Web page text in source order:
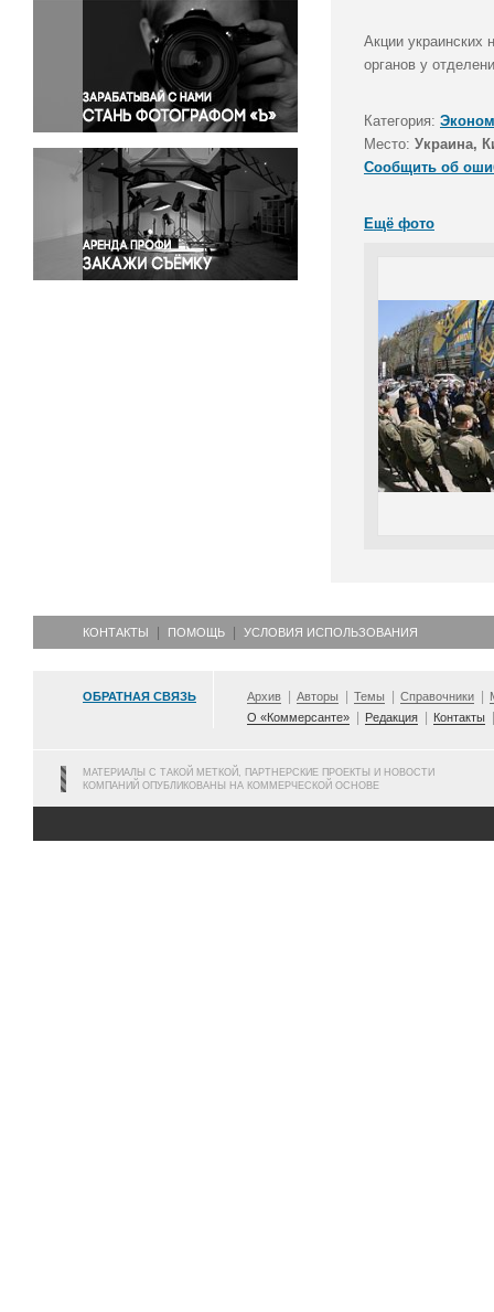
Окружающая среда
Политика
Правосудие
Происшествия и конфликты
Религия
Светская жизнь
Спорт
Экология
Экономика и бизнес
Акции украинских
органов у
Категория:
Место: Украина,
Сообщить об
Ещё фото
КОНТАКТЫ ПОМОЩЬ УСЛОВИЯ ИСПОЛЬЗОВАНИЯ
ОБРАТНАЯ СВЯЗЬ Архив Авторы Темы Справочники
О «Коммерсанте»
Редакция Контакты
МАТЕРИАЛЫ С ТАКОЙ МЕТКОЙ, ПАРТНЕРСКИЕ ПРОЕКТЫ И НОВОСТИ
КОМПАНИЙ ОПУБЛИКОВАНЫ НА КОММЕРЧЕСКОЙ ОСНОВЕ